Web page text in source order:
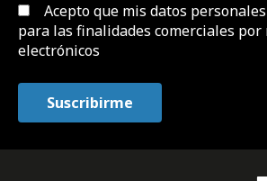
Acepto que mis datos
para las finalidades comerciales por
electrónicos